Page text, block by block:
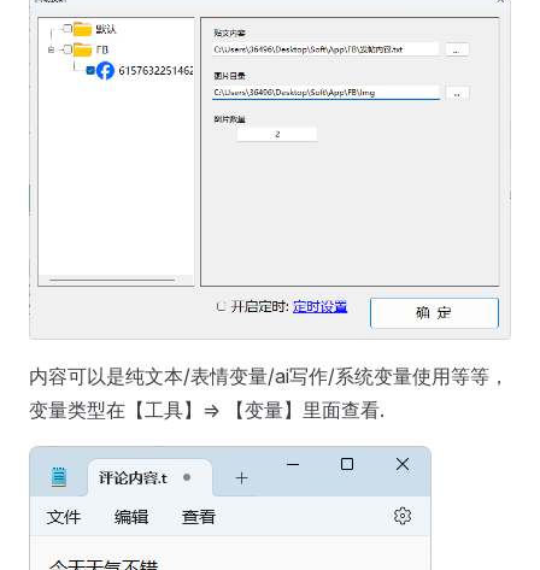
内容可以是纯文本/表情变量/ai写作/系统变量使用等等，
变量类型在【工具】=> 【变量】里面查看.